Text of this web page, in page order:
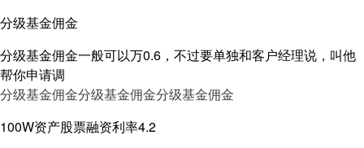
分级基金佣金
分级基金佣金一般可以万0.6，不过要单独和客户经理说，叫他
帮你申请调
分级基金佣金分级基金佣金分级基金佣金
100W资产股票融资利率4.2